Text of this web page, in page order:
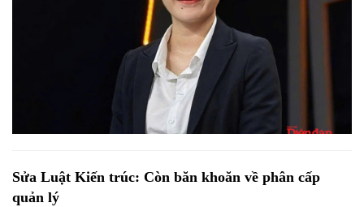
Sửa Luật Kiến trúc: Còn băn khoăn về phân cấp
quản lý